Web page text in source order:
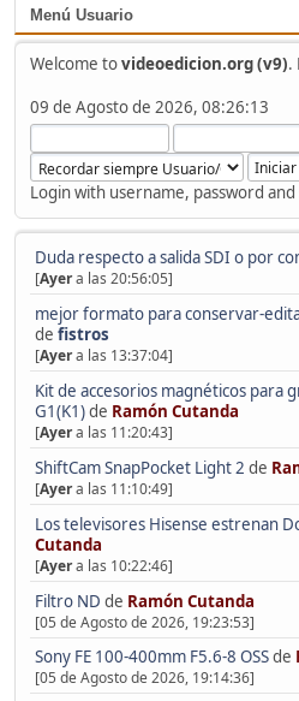
Menú Usuario
Welcome tovideoedicion.org (v9).
09 de Agosto de 2026, 08:26:13
Login with username, password
Duda respecto a salida SDI o por
[Ayera las 20:56:05]
mejor formato para conservar-
de fistros
[Ayera las 13:37:04]
Kit de accesorios magnéticos para
G1(K1)de Ramón Cutanda
[Ayera las 11:20:43]
ShiftCam SnapPocket Light 2 de
[Ayera las 11:10:49]
Los televisores Hisense estrenan
Cutanda
[Ayera las 10:22:46]
Filtro ND de Ramón Cutanda
[05 de Agosto de 2026, 19:23:53]
Sony FE 100-400mm F5.6-8 OSSde
[05 de Agosto de 2026, 19:14:36]